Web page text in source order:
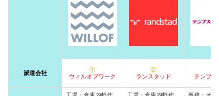
派遣会社
①
ウィルオブワーク
②
ランスタッド
テンプ